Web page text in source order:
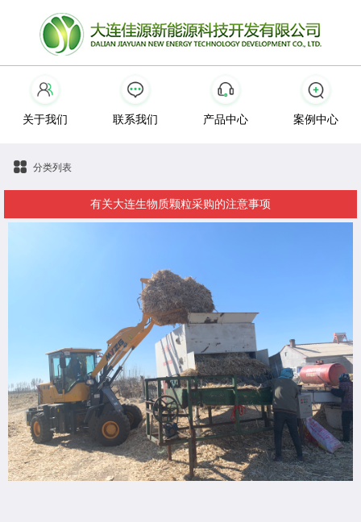
关于我们 联系我们 产品中心 案例中心
分类列表
有关大连生物质颗粒采购的注意事项